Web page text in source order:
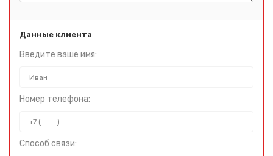
Данные клиента
Введите ваше имя:
Номер телефона:
Способ связи: